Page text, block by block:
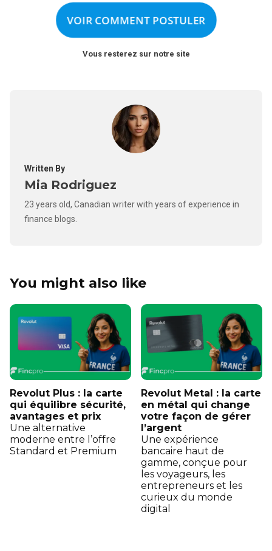
VOIR COMMENT POSTULER
Vous resterez sur notre site
Written By
Mia Rodriguez
23 years old, Canadian writer with years of experience in
finance blogs.
You might also like
Revolut Plus : la carte
qui équilibre sécurité,
avantages et prix
Une alternative
moderne entre l’offre
Standard et Premium
Revolut Metal : la carte
en métal qui change
votre façon de gérer
l’argent
Une expérience
bancaire haut de
gamme, conçue pour
les voyageurs, les
entrepreneurs et les
curieux du monde
digital